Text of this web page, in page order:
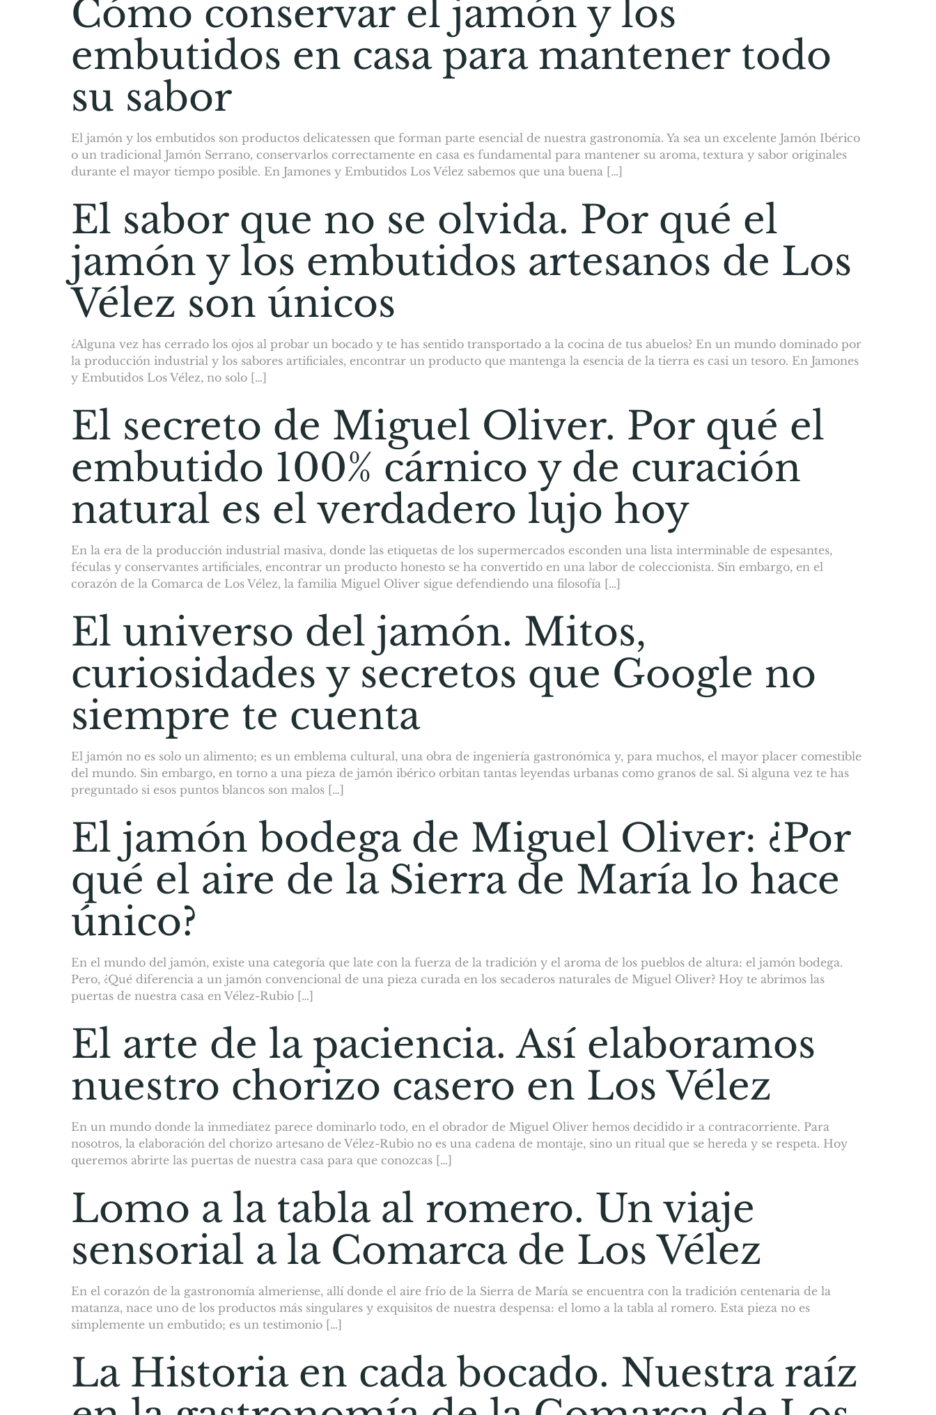
Cómo conservar el jamón y los
embutidos en casa para mantener todo
su sabor
El jamón y los embutidos son productos delicatessen que forman parte esencial de nuestra gastronomía. Ya sea un excelente Jamón Ibérico
o un tradicional Jamón Serrano, conservarlos correctamente en casa es fundamental para mantener su aroma, textura y sabor originales
durante el mayor tiempo posible. En Jamones y Embutidos Los Vélez sabemos que una buena […]
El sabor que no se olvida. Por qué el
jamón y los embutidos artesanos de Los
Vélez son únicos
¿Alguna vez has cerrado los ojos al probar un bocado y te has sentido transportado a la cocina de tus abuelos? En un mundo dominado por
la producción industrial y los sabores artificiales, encontrar un producto que mantenga la esencia de la tierra es casi un tesoro. En Jamones
y Embutidos Los Vélez, no solo […]
El secreto de Miguel Oliver. Por qué el
embutido 100% cárnico y de curación
natural es el verdadero lujo hoy
En la era de la producción industrial masiva, donde las etiquetas de los supermercados esconden una lista interminable de espesantes,
féculas y conservantes artificiales, encontrar un producto honesto se ha convertido en una labor de coleccionista. Sin embargo, en el
corazón de la Comarca de Los Vélez, la familia Miguel Oliver sigue defendiendo una filosofía […]
El universo del jamón. Mitos,
curiosidades y secretos que Google no
siempre te cuenta
El jamón no es solo un alimento; es un emblema cultural, una obra de ingeniería gastronómica y, para muchos, el mayor placer comestible
del mundo. Sin embargo, en torno a una pieza de jamón ibérico orbitan tantas leyendas urbanas como granos de sal. Si alguna vez te has
preguntado si esos puntos blancos son malos […]
El jamón bodega de Miguel Oliver: ¿Por
qué el aire de la Sierra de María lo hace
único?
En el mundo del jamón, existe una categoría que late con la fuerza de la tradición y el aroma de los pueblos de altura: el jamón bodega.
Pero, ¿Qué diferencia a un jamón convencional de una pieza curada en los secaderos naturales de Miguel Oliver? Hoy te abrimos las
puertas de nuestra casa en Vélez-Rubio […]
El arte de la paciencia. Así elaboramos
nuestro chorizo casero en Los Vélez
En un mundo donde la inmediatez parece dominarlo todo, en el obrador de Miguel Oliver hemos decidido ir a contracorriente. Para
nosotros, la elaboración del chorizo artesano de Vélez-Rubio no es una cadena de montaje, sino un ritual que se hereda y se respeta. Hoy
queremos abrirte las puertas de nuestra casa para que conozcas […]
Lomo a la tabla al romero. Un viaje
sensorial a la Comarca de Los Vélez
En el corazón de la gastronomía almeriense, allí donde el aire frío de la Sierra de María se encuentra con la tradición centenaria de la
matanza, nace uno de los productos más singulares y exquisitos de nuestra despensa: el lomo a la tabla al romero. Esta pieza no es
simplemente un embutido; es un testimonio […]
La Historia en cada bocado. Nuestra raíz